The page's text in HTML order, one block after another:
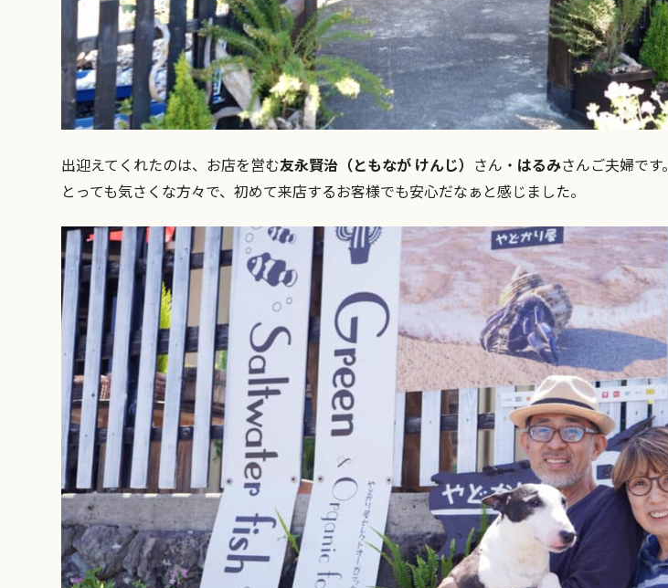
出迎えてくれたのは、お店を営む友永賢治（ともなが けんじ） さん・ はるみさんご夫婦です。
とっても気さくな方々で、初めて来店するお客様でも安心だなぁと感じました。